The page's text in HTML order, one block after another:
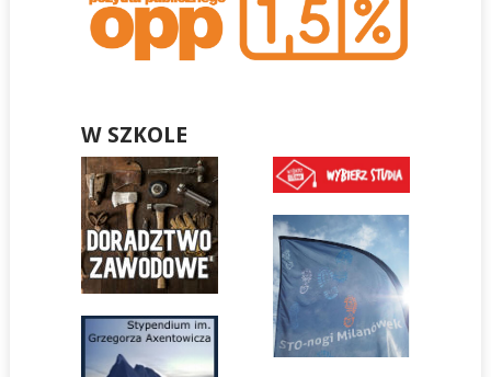
W SZKOLE